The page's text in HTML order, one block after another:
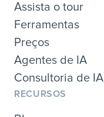
Assista o tour
Ferramentas
Preços
Agentes de IA
Consultoria de IA
RECURSOS